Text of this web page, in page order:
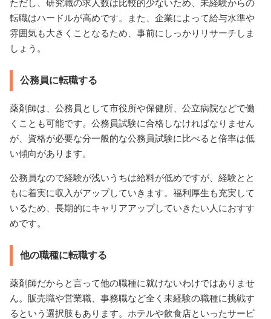
ただし、研究職の求人数は比較的少ないため、未経験からの
転職はハードルが高めです。また、企業によって給与水準や
雰囲気も大きくことなるため、事前にしっかりリサーチしま
しょう。
公務員に転職する
薬剤師は、公務員として市役所や保健所、公立病院などで働
くことも可能です。公務員試験に合格しなければなりません
が、資格が必要な分一般的な公務員試験に比べると倍率は低
い傾向があります。
公務員なので経験が浅いうちは給料が低めですが、経験とと
もに着実に収入がアップしていきます。福利厚生も充実して
いるため、長期的にキャリアアップしていきたい人におすす
めです。
他の職種に転職する
薬剤師だからと言って他の職種に就けないわけではありませ
ん。販売職や営業職、事務職など全く未経験の職種に挑戦す
るという選択肢もあります。ホテルや飲食店といったサービ